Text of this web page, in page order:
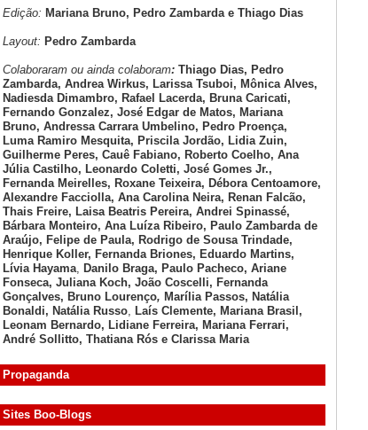
Edição: Mariana Bruno, Pedro Zambarda e Thiago Dias
Layout: Pedro Zambarda
Colaboraram ou ainda colaboram: Thiago Dias, Pedro
Zambarda, Andrea Wirkus, Larissa Tsuboi, Mônica Alves,
Nadiesda Dimambro, Rafael Lacerda, Bruna Caricati,
Fernando Gonzalez, José Edgar de Matos, Mariana
Bruno, Andressa Carrara Umbelino, Pedro Proença,
Luma Ramiro Mesquita, Priscila Jordão, Lidia Zuin,
Guilherme Peres, Cauê Fabiano, Roberto Coelho, Ana
Júlia Castilho, Leonardo Coletti, José Gomes Jr.,
Fernanda Meirelles, Roxane Teixeira, Débora Centoamore,
Alexandre Facciolla, Ana Carolina Neira, Renan Falcão,
Thais Freire, Laisa Beatris Pereira, Andrei Spinassé,
Bárbara Monteiro, Ana Luíza Ribeiro, Paulo Zambarda de
Araújo, Felipe de Paula, Rodrigo de Sousa Trindade,
Henrique Koller, Fernanda Briones, Eduardo Martins,
Lívia Hayama, Danilo Braga, Paulo Pacheco, Ariane
Fonseca, Juliana Koch, João Coscelli, Fernanda
Gonçalves, Bruno Lourenço, Marília Passos, Natália
Bonaldi, Natália Russo, Laís Clemente, Mariana Brasil,
Leonam Bernardo, Lidiane Ferreira, Mariana Ferrari,
André Sollitto, Thatiana Rós e Clarissa Maria
Propaganda
Sites Boo-Blogs